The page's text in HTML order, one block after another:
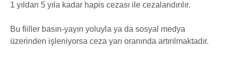
1 yıldan 5 yıla kadar hapis cezası ile cezalandırılır.
Bu fiiller basın-yayın yoluyla ya da sosyal medya
üzerinden işleniyorsa ceza yarı oranında artırılmaktadır.